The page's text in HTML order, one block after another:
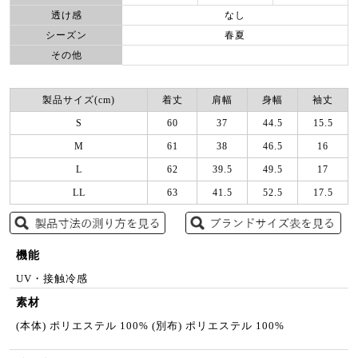
透け感
なし
シーズン
春夏
その他
製品サイズ(cm) 着丈 肩幅 身幅 袖丈
S 60 37 44.5 15.5
M 61 38 46.5 16
L 62 39.5 49.5 17
LL 63 41.5 52.5 17.5
機能
UV・接触冷感
素材
(本体) ポリエステル 100% (別布) ポリエステル 100%